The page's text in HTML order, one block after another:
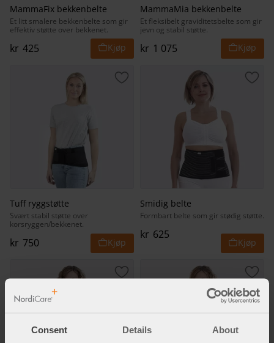
Consent Details About
MammaFix bekkenbelte
Et litt smalere bekkenbelte som gir
effektiv støtte over bekkenet.
kr 425
MammaMia bekkenbelte
Et fleksibelt graviditetsbelte som gir
jevn og stabil støtte.
kr 1 075
Tuff ryggstøtte
Svært stabil støtte over
korsryggen/bekkenet.
kr 750
Lagre som favoritt
Smidig belte
Formbart belte som gir stødig støtte.
kr 625
Lagre som favoritt